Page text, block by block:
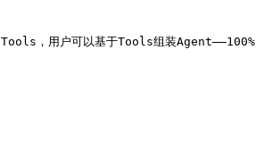
，用户可以基于Tools组装Agent——100%